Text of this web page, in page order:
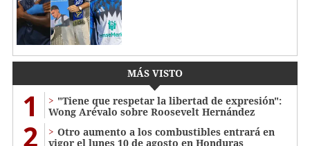
MÁS VISTO
1
"Tiene que respetar la libertad de expresión":
Wong Arévalo sobre Roosevelt Hernández
2
Otro aumento a los combustibles entrará en
vigor el lunes 10 de agosto en Honduras